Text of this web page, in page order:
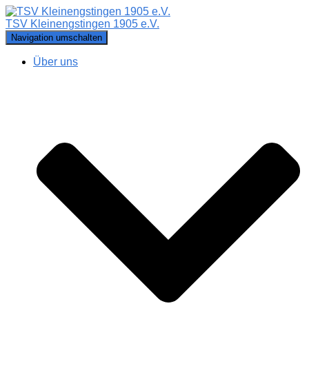
TSV Kleinengstingen 1905 e.V.
Navigation umschalten
Über uns